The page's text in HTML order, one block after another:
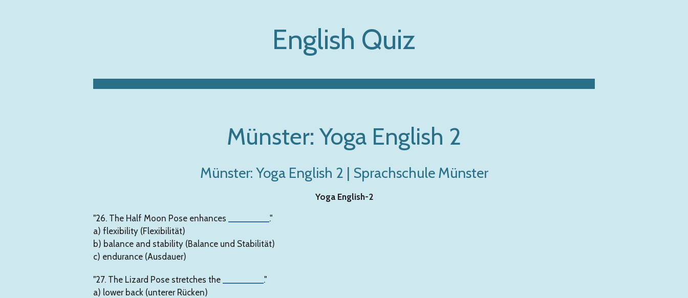
English Quiz
Münster: Yoga English 2
Münster: Yoga English 2 | Sprachschule Münster
Yoga English-2
"26. The Half Moon Pose enhances
."
a) flexibility (Flexibilität)
b) balance and stability (Balance und Stabilität)
c) endurance (Ausdauer)
"27. The Lizard Pose stretches the
."
a) lower back (unterer Rücken)